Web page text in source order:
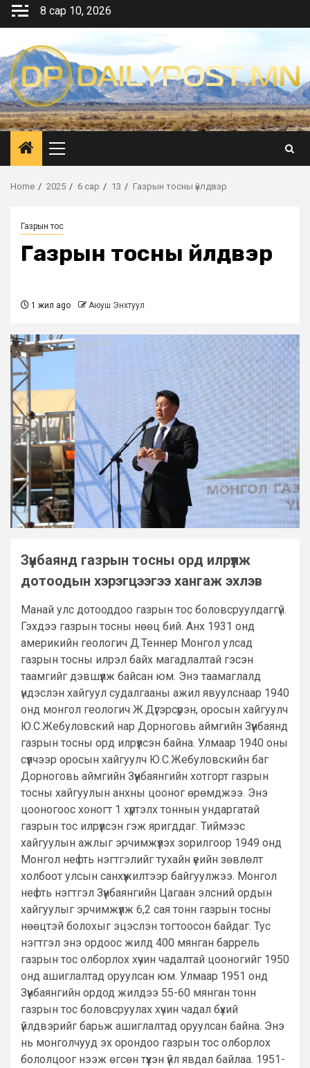
Skip
8 сар 10, 2026
Primary
Menu
Home 2025 6 сар 13 Газрын тосны үйлдвэр
Газрын тос
Газрын тосны үйлдвэр
1 жил ago Аюуш Энхтуул
Зүүнбаянд газрын тосны орд илрүүлж
дотоодын хэрэгцээгээ хангаж эхлэв
Манай улс дотооддоо газрын тос боловсруулдаггүй.
Гэхдээ газрын тосны нөөц бий. Анх 1931 онд
америкийн геологич Д.Теннер Монгол улсад
газрын тосны илрэл байх магадлалтай гэсэн
таамгийг дэвшүүлж байсан юм. Энэ таамаглалд
үндэслэн хайгуул судалгааны ажил явуулснаар 1940
онд монгол геологич Ж.Дүгэрсүрэн, оросын хайгуулч
Ю.С.Жебуловский нар Дорноговь аймгийн Зүүнбаянд
газрын тосны орд илрүүлсэн байна. Улмаар 1940 оны
сүүлчээр оросын хайгуулч Ю.С.Жебуловскийн баг
Дорноговь аймгийн Зүүнбаянгийн хотгорт газрын
тосны хайгуулын анхны цооног өрөмджээ. Энэ
цооногоос хоногт 1 хүртэлх тоннын ундаргатай
газрын тос илрүүлсэн гэж яригддаг. Тиймээс
хайгуулын ажлыг эрчимжүүлэх зорилгоор 1949 онд
Монгол нефть нэгтгэлийг тухайн үеийн зөвлөлт
холбоот улсын санхүүжилтээр байгуулжээ. Монгол
нефть нэгтгэл Зүүнбаянгийн Цагаан элсний ордын
хайгуулыг эрчимжүүлж 6,2 сая тонн газрын тосны
нөөцтэй болохыг эцэслэн тогтоосон байдаг. Тус
нэгтгэл энэ ордоос жилд 400 мянган баррель
газрын тос олборлох хүчин чадалтай цооногийг 1950
онд ашиглалтад оруулсан юм. Улмаар 1951 онд
Зүүнбаянгийн ордод жилдээ 55-60 мянган тонн
газрын тос боловсруулах хүчин чадал бүхий
үйлдвэрийг барьж ашиглалтад оруулсан байна. Энэ
нь монголчууд эх орондоо газрын тос олборлох
бололцоог нээж өгсөн түүхэн үйл явдал байлаа. 1951-